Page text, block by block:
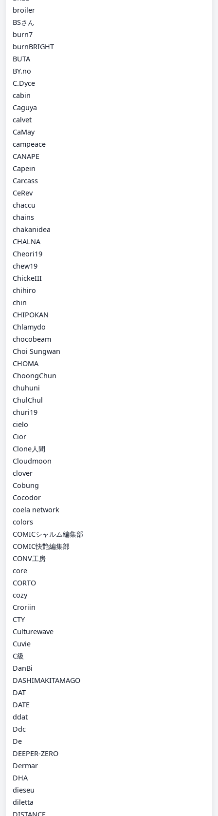
broiler
BSさん
burn7
burnBRIGHT
BUTA
BY.no
C.Dyce
cabin
Caguya
calvet
CaMay
campeace
CANAPE
Capein
Carcass
CeRev
chaccu
chains
chakanidea
CHALNA
Cheori19
chew19
ChickeIII
chihiro
chin
CHIPOKAN
Chlamydo
chocobeam
Choi Sungwan
CHOMA
ChoongChun
chuhuni
ChulChul
churi19
cielo
Cior
Clone人間
Cloudmoon
clover
Cobung
Cocodor
coela network
colors
COMICシャルム編集部
COMIC快艶編集部
CONV工房
core
CORTO
cozy
Croriin
CTY
Culturewave
Cuvie
C級
DanBi
DASHIMAKITAMAGO
DAT
DATE
ddat
Ddc
De
DEEPER-ZERO
Dermar
DHA
dieseu
diletta